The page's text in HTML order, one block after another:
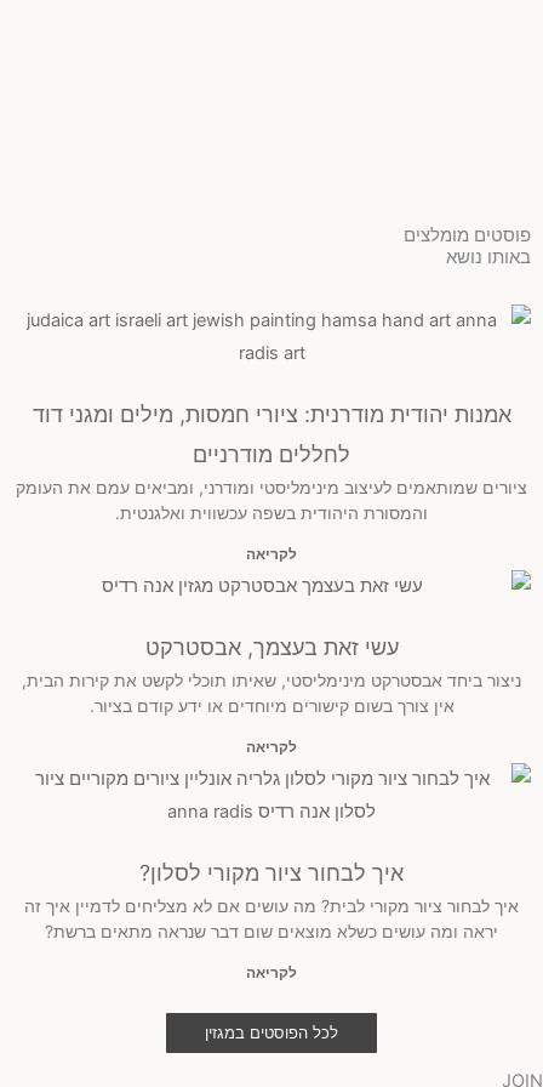
פוסטים מומלצים
באותו נושא
אמנות יהודית מודרנית: ציורי חמסות, מילים ומגני דוד
לחללים מודרניים
ציורים שמותאמים לעיצוב מינימליסטי ומודרני, ומביאים עמם את העומק
והמסורת היהודית בשפה עכשווית ואלגנטית.
לקריאה
עשי זאת בעצמך, אבסטרקט
ניצור ביחד אבסטרקט מינימליסטי, שאיתו תוכלי לקשט את קירות הבית,
אין צורך בשום קישורים מיוחדים או ידע קודם בציור.
לקריאה
איך לבחור ציור מקורי לסלון?
איך לבחור ציור מקורי לבית? מה עושים אם לא מצליחים לדמיין איך זה
יראה ומה עושים כשלא מוצאים שום דבר שנראה מתאים ברשת?
לקריאה
לכל הפוסטים במגזין
JOIN